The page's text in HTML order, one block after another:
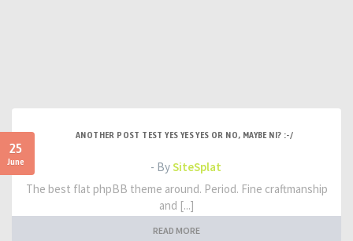
25
June
ANOTHER POST TEST YES YES YES OR NO, MAYBE NI? :-/
- BySiteSplat
The best flat phpBB theme around. Period. Fine craftmanship
and [...]
READ MORE